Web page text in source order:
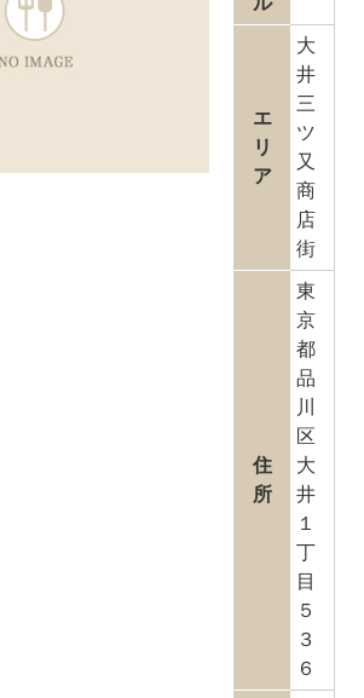
エ
リ
ア
大
井
三
ツ
又
商
店
街
住
所
東
京
都
品
川
区
大
井
１
丁
目
５
３
６